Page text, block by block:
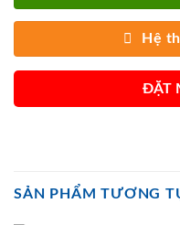
Hệ
ĐẶT
SẢN PHẨM TƯƠNG